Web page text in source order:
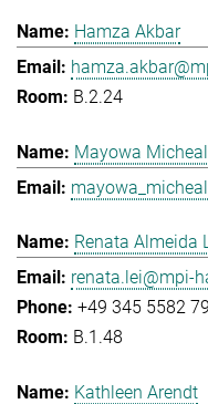
Hamza Akbar
B.2.24
Mayowa
Renata Almeida
renata.lei@mpi-
+49 345 5582
B.1.48
Kathleen Arendt